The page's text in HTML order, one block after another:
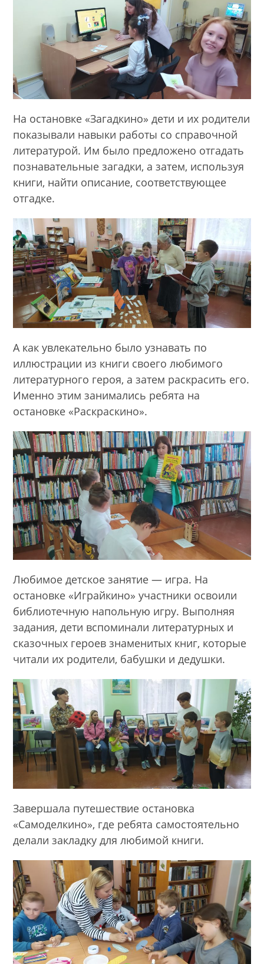
На остановке «Загадкино» дети и их родители
показывали навыки работы со справочной
литературой. Им было предложено отгадать
познавательные загадки, а затем, используя
книги, найти описание, соответствующее
отгадке.
А как увлекательно было узнавать по
иллюстрации из книги своего любимого
литературного героя, а затем раскрасить его.
Именно этим занимались ребята на
остановке «Раскраскино».
Любимое детское занятие — игра. На
остановке «Играйкино» участники освоили
библиотечную напольную игру. Выполняя
задания, дети вспоминали литературных и
сказочных героев знаменитых книг, которые
читали их родители, бабушки и дедушки.
Завершала путешествие остановка
«Самоделкино», где ребята самостоятельно
делали закладку для любимой книги.